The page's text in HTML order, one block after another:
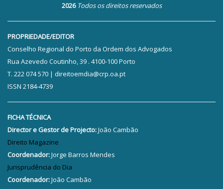
2026 Todos os direitos reservados
PROPRIEDADE/EDITOR
Conselho Regional do Porto da Ordem dos Advogados
Rua Azevedo Coutinho, 39 . 4100-100 Porto
T. 222 074 570 | direitoemdia@crp.oa.pt
ISSN 2184-4739
FICHA TÉCNICA
Director e Gestor de Projecto:João Cambão
Direito Magazine
Coordenador:Jorge Barros Mendes
Jurisprudência do Dia
Coordenador:João Cambão